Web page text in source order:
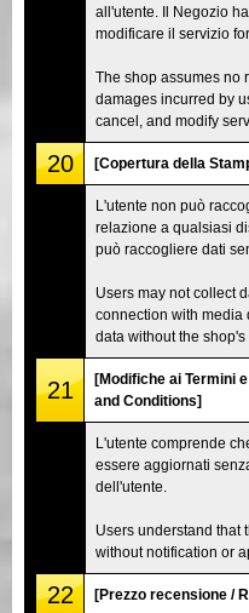
all'utente. Il Negozio
modificare il servizio
The shop assumes no
damages incurred by
cancel, and modify
20 [Copertura della
L'utente non può
relazione a qualsiasi
può raccogliere dati
Users may not collect
connection with media
data without the shop's
21
[Modifiche ai Termini
and Conditions]
L'utente comprende
essere aggiornati
dell'utente.
Users understand that
without notification or
22 [Prezzo recensione /